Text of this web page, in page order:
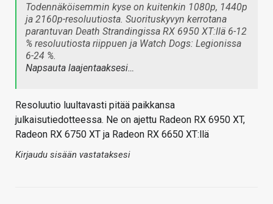
Todennäköisemmin kyse on kuitenkin 1080p, 1440p
ja 2160p-resoluutiosta. Suorituskyvyn kerrotana
parantuvan Death Strandingissa RX 6950 XT:llä 6-12
% resoluutiosta riippuen ja Watch Dogs: Legionissa
6-24 %.
Napsauta laajentaaksesi…
Resoluutio luultavasti pitää paikkansa
julkaisutiedotteessa. Ne on ajettu Radeon RX 6950 XT,
Radeon RX 6750 XT ja Radeon RX 6650 XT:llä
Kirjaudu sisään vastataksesi